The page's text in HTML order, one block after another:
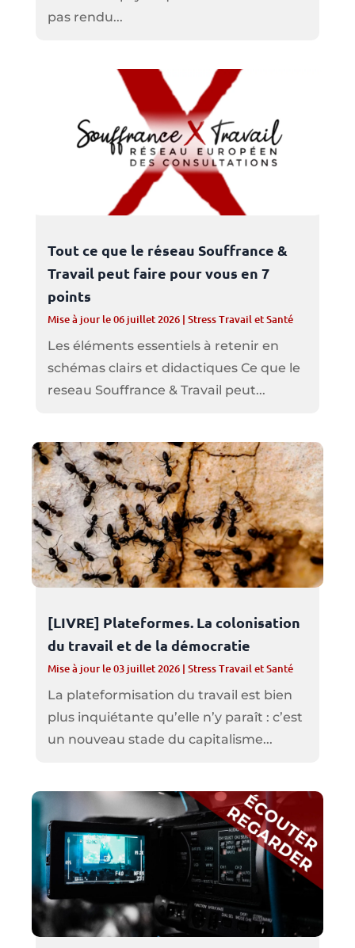
pas rendu...
Tout ce que le réseau Souffrance &
Travail peut faire pour vous en 7
points
Mise à jour le 06 juillet 2026| Stress Travail et Santé
Les éléments essentiels à retenir en
schémas clairs et didactiques Ce que le
reseau Souffrance & Travail peut...
[LIVRE] Plateformes. La colonisation
du travail et de la démocratie
Mise à jour le 03 juillet 2026| Stress Travail et Santé
La plateformisation du travail est bien
plus inquiétante qu’elle n’y paraît : c’est
un nouveau stade du capitalisme...